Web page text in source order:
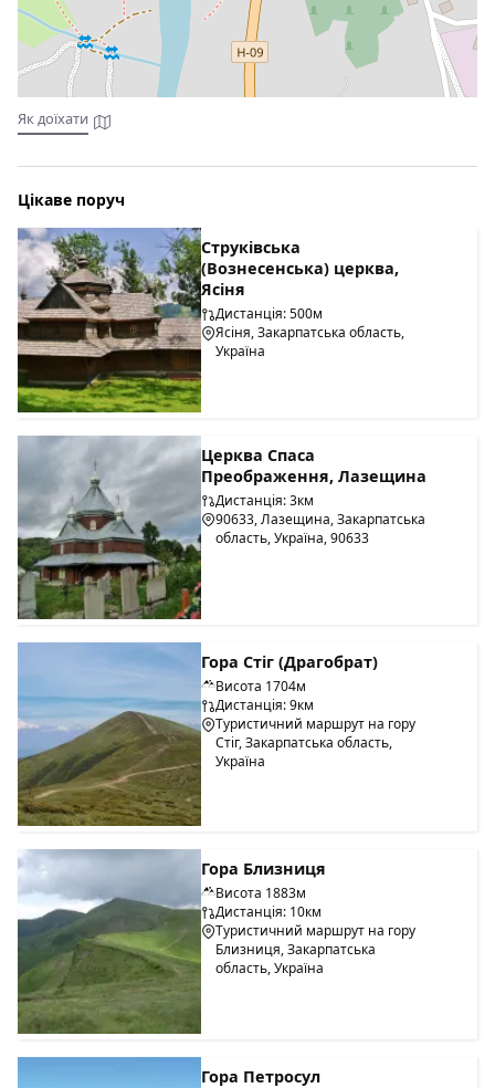
Як доїхати
Цікаве поруч
Струківська
(Вознесенська) церква,
Ясіня
Дистанція: 500м
Ясіня, Закарпатська область,
Україна
Церква Спаса
Преображення, Лазещина
Дистанція: 3км
90633, Лазещина, Закарпатська
область, Україна, 90633
Гора Стіг (Драгобрат)
Висота 1704м
Дистанція: 9км
Туристичний маршрут на гору
Стіг, Закарпатська область,
Україна
Гора Близниця
Висота 1883м
Дистанція: 10км
Туристичний маршрут на гору
Близниця, Закарпатська
область, Україна
Гора Петросул